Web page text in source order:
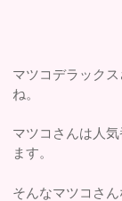
マツコデラック
ね。
マツコさんは人
ます。
そんなマツコさ